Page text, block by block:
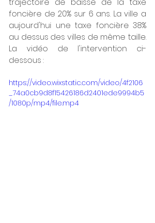
trajectoire de baisse de la taxe
foncière de 20% sur 6 ans. La ville a
aujourd'hui une taxe foncière 38%
au dessus des villes de même taille.
La vidéo de l'intervention ci-
dessous :
https://video.wixstatic.com/video/4f2106
_74a0cb9d8f15426186d2401ede9994b5
/1080p/mp4/file.mp4